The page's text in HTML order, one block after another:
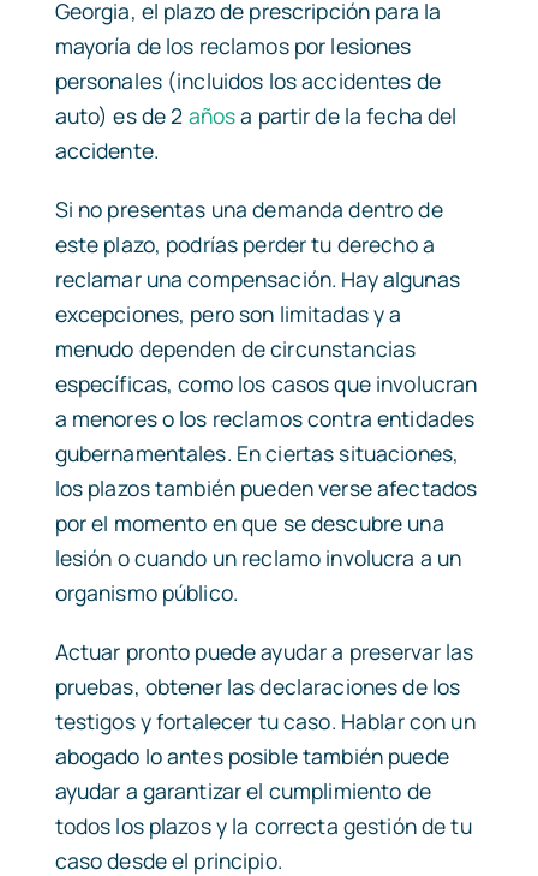
Georgia, el plazo de prescripción para la
mayoría de los reclamos por lesiones
personales (incluidos los accidentes de
auto) es de 2 añosa partir de la fecha del
accidente.
Si no presentas una demanda dentro de
este plazo, podrías perder tu derecho a
reclamar una compensación. Hay algunas
excepciones, pero son limitadas y a
menudo dependen de circunstancias
específicas, como los casos que involucran
a menores o los reclamos contra entidades
gubernamentales. En ciertas situaciones,
los plazos también pueden verse afectados
por el momento en que se descubre una
lesión o cuando un reclamo involucra a un
organismo público.
Actuar pronto puede ayudar a preservar las
pruebas, obtener las declaraciones de los
testigos y fortalecer tu caso. Hablar con un
abogado lo antes posible también puede
ayudar a garantizar el cumplimiento de
todos los plazos y la correcta gestión de tu
caso desde el principio.